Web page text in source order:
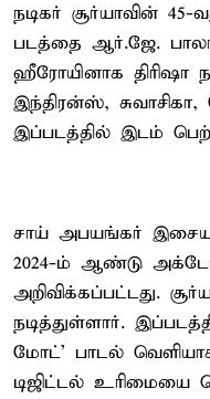
நடிகர் சூர்யாவின் 45-
படத்தை ஆர்.ஜே.
ஹீரோயினாக திரிஷா
இந்திரன்ஸ்,
இப்படத்தில் இடம்
சாய் அபயங்கர்
2024-ம் ஆண்டு
அறிவிக்கப்பட்டது.
நடித்துள்ளார்.
மோட்’ பாடல்
டிஜிட்டல் உரிமையை